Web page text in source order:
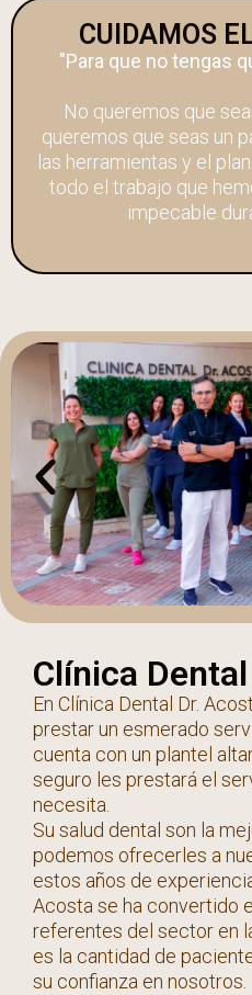
CUIDAMOS
"Para que no tengas
No queremos que
queremos que seas un
las herramientas y el
todo el trabajo que
impecable
Clínica
En Clínica Dental Dr.
prestar un esmerado
cuenta con un plantel
seguro les prestará el
necesita.
Su salud dental son la
podemos ofrecerles a
estos años de
Acosta se ha convertido
referentes del sector en
es la cantidad de
su confianza en nosotros.